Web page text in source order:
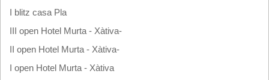
I blitz casa Pla
III open Hotel Murta - Xàtiva-
II open Hotel Murta - Xàtiva-
I open Hotel Murta - Xàtiva